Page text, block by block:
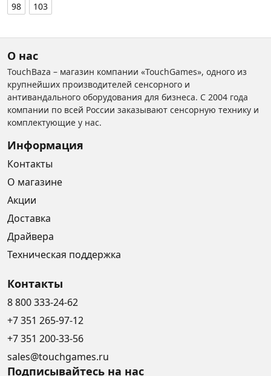
98
103
О нас
TouchBaza – магазин компании «TouchGames», одного из
крупнейших производителей сенсорного и
антивандального оборудования для бизнеса. С 2004 года
компании по всей России заказывают сенсорную технику и
комплектующие у нас.
Информация
Контакты
О магазине
Акции
Доставка
Драйвера
Техническая поддержка
Контакты
8 800 333-24-62
+7 351 265-97-12
+7 351 200-33-56
sales@touchgames.ru
Подписывайтесь на нас